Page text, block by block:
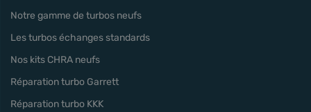
Notre gamme de turbos neufs
Les turbos échanges standards
Nos kits CHRA neufs
Réparation turbo Garrett
Réparation turbo KKK